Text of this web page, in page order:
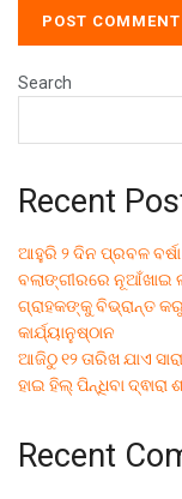
Search
Recent
ଆହୁରି ୨ ଦିନ ପ୍ରବଳ ବର୍ଷା
ବଲାଙ୍ଗୀରରେ ନୂଆଁଖାଇ
ଗ୍ରାହକଙ୍କୁ ବିଭ୍ରାନ୍ତ
କାର୍ଯ୍ୟାନୁଷ୍ଠାନ
ଆଜିଠୁ ୧୨ ତାରିଖ ଯାଏ
ହାଇ ହିଲ୍ ପିନ୍ଧିବା
Recent